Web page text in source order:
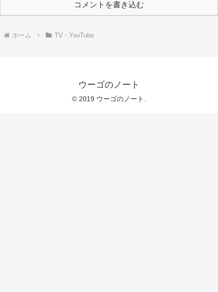
コメントを書き込む
ホーム TV・YouTube
ウーゴのノート
© 2019 ウーゴのノート.